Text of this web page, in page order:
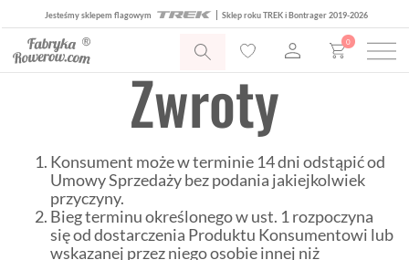
Jesteśmy sklepem flagowym Sklep roku TREK i Bontrager 2019-2026
0
Zwroty
Konsument może w terminie 14 dni odstąpić od
Umowy Sprzedaży bez podania jakiejkolwiek
przyczyny.
Bieg terminu określonego w ust. 1 rozpoczyna
się od dostarczenia Produktu Konsumentowi lub
wskazanej przez niego osobie innej niż